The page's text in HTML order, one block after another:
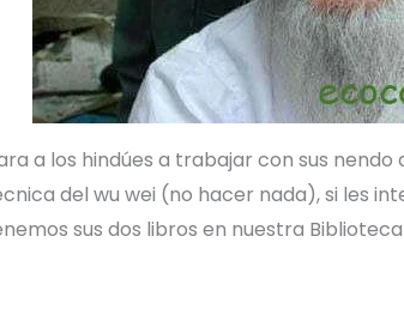
a los hindúes a trabajar con sus
del wu wei (no hacer nada), si les
sus dos libros en nuestra